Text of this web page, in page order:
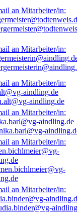
aindling.de